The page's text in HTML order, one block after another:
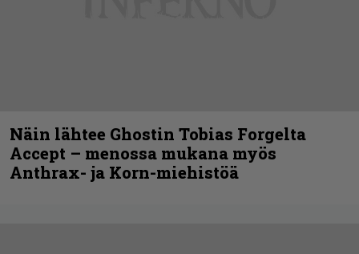
Näin lähtee Ghostin Tobias Forgelta
Accept – menossa mukana myös
Anthrax- ja Korn-miehistöä